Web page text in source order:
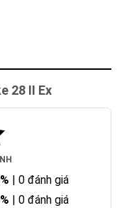
28 II Ex
| 0 đánh giá
| 0 đánh giá